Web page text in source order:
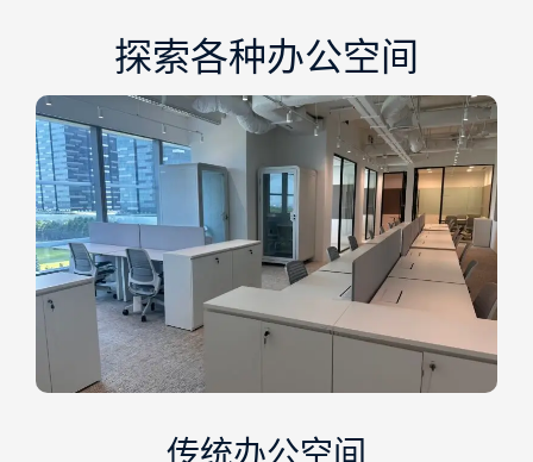
探索各种办公空间
传统办公空间